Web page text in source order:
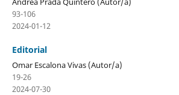
93-106
2024-01-12
Editorial
Omar Escalona Vivas (Autor/a)
19-26
2024-07-30